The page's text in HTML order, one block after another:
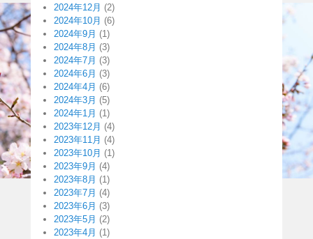
2024年12月 (2)
2024年10月 (6)
2024年9月 (1)
2024年8月 (3)
2024年7月 (3)
2024年6月 (3)
2024年4月 (6)
2024年3月 (5)
2024年1月 (1)
2023年12月 (4)
2023年11月 (4)
2023年10月 (1)
2023年9月 (4)
2023年8月 (1)
2023年7月 (4)
2023年6月 (3)
2023年5月 (2)
2023年4月 (1)